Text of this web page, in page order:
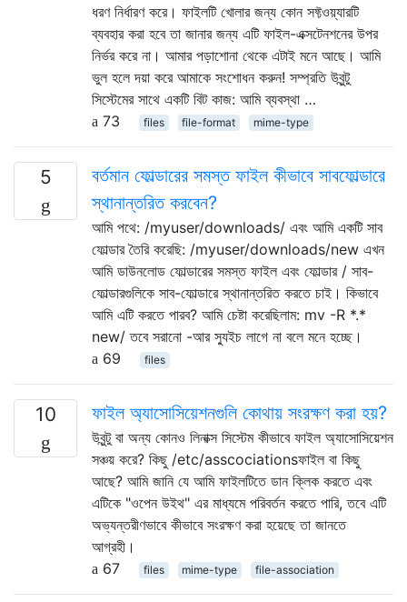
ধরণ নির্ধারণ করে। ফাইলটি খোলার জন্য কোন সফ্টওয়্যারটি
ব্যবহার করা হবে তা জানার জন্য এটি ফাইল-এক্সটেনশনের উপর
নির্ভর করে না। আমার পড়াশোনা থেকে এটাই মনে আছে। আমি
ভুল হলে দয়া করে আমাকে সংশোধন করুন! সম্প্রতি উবুন্টু
সিস্টেমের সাথে একটি বিট কাজ: আমি ব্যবস্থা …
73
files file-format mime-type
5
বর্তমান ফোল্ডারের সমস্ত ফাইল কীভাবে সাবফোল্ডারে
স্থানান্তরিত করবেন?
আমি পথে: /myuser/downloads/ এবং আমি একটি সাব
ফোল্ডার তৈরি করেছি: /myuser/downloads/new এখন
আমি ডাউনলোড ফোল্ডারের সমস্ত ফাইল এবং ফোল্ডার / সাব-
ফোল্ডারগুলিকে সাব-ফোল্ডারে স্থানান্তরিত করতে চাই। কিভাবে
আমি এটি করতে পারব? আমি চেষ্টা করেছিলাম: mv -R *.*
new/ তবে সরানো -আর স্যুইচ লাগে না বলে মনে হচ্ছে।
69
files
10 ফাইল অ্যাসোসিয়েশনগুলি কোথায় সংরক্ষণ করা হয়?
উবুন্টু বা অন্য কোনও লিনাক্স সিস্টেম কীভাবে ফাইল অ্যাসোসিয়েশন
সঞ্চয় করে? কিছু /etc/asscociationsফাইল বা কিছু
আছে? আমি জানি যে আমি ফাইলটিতে ডান ক্লিক করতে এবং
এটিকে "ওপেন উইথ" এর মাধ্যমে পরিবর্তন করতে পারি, তবে এটি
অভ্যন্তরীণভাবে কীভাবে সংরক্ষণ করা হয়েছে তা জানতে
আগ্রহী।
67
files mime-type file-association